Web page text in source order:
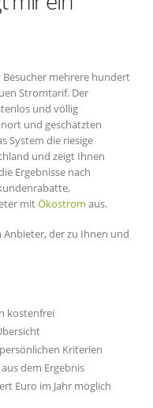
Besucher mehrere hundert
Stromtarif. Der
und völlig
und geschätzten
System die riesige
und zeigt Ihnen
Ergebnisse nach
mitÖkostrom aus.
Anbieter, der zu Ihnen und
kostenfrei
Kriterien
dem Ergebnis
Euro im Jahr möglich